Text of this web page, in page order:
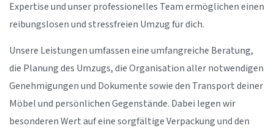
Expertise und unser professionelles Team ermöglichen einen
reibungslosen und stressfreien Umzug für dich.
Unsere Leistungen umfassen eine umfangreiche Beratung,
die Planung des Umzugs, die Organisation aller notwendigen
Genehmigungen und Dokumente sowie den Transport deiner
Möbel und persönlichen Gegenstände. Dabei legen wir
besonderen Wert auf eine sorgfältige Verpackung und den